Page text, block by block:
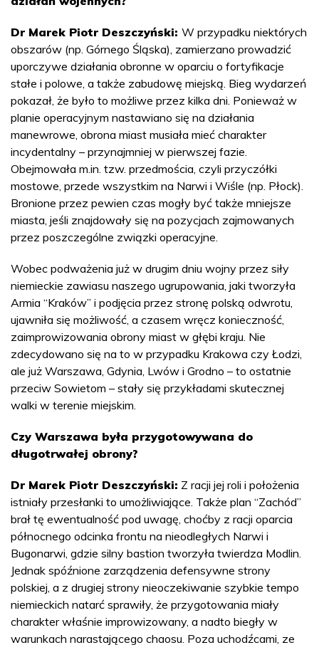
Dr Marek Piotr Deszczyński: W przypadku niektórych
obszarów (np. Górnego Śląska), zamierzano prowadzić
uporczywe działania obronne w oparciu o fortyfikacje
stałe i polowe, a także zabudowę miejską. Bieg wydarzeń
pokazał, że było to możliwe przez kilka dni. Ponieważ w
planie operacyjnym nastawiano się na działania
manewrowe, obrona miast musiała mieć charakter
incydentalny – przynajmniej w pierwszej fazie.
Obejmowała m.in. tzw. przedmościa, czyli przyczółki
mostowe, przede wszystkim na Narwi i Wiśle (np. Płock).
Bronione przez pewien czas mogły być także mniejsze
miasta, jeśli znajdowały się na pozycjach zajmowanych
przez poszczególne związki operacyjne.
Wobec podważenia już w drugim dniu wojny przez siły
niemieckie zawiasu naszego ugrupowania, jaki tworzyła
Armia “Kraków” i podjęcia przez stronę polską odwrotu,
ujawniła się możliwość, a czasem wręcz konieczność,
zaimprowizowania obrony miast w głębi kraju. Nie
zdecydowano się na to w przypadku Krakowa czy Łodzi,
ale już Warszawa, Gdynia, Lwów i Grodno – to ostatnie
przeciw Sowietom – stały się przykładami skutecznej
walki w terenie miejskim.
Czy Warszawa była przygotowywana do
długotrwałej obrony?
Dr Marek Piotr Deszczyński: Z racji jej roli i położenia
istniały przesłanki to umożliwiające. Także plan “Zachód”
brał tę ewentualność pod uwagę, choćby z racji oparcia
północnego odcinka frontu na nieodległych Narwi i
Bugonarwi, gdzie silny bastion tworzyła twierdza Modlin.
Jednak spóźnione zarządzenia defensywne strony
polskiej, a z drugiej strony nieoczekiwanie szybkie tempo
niemieckich natarć sprawiły, że przygotowania miały
charakter właśnie improwizowany, a nadto biegły w
warunkach narastającego chaosu. Poza uchodźcami, ze